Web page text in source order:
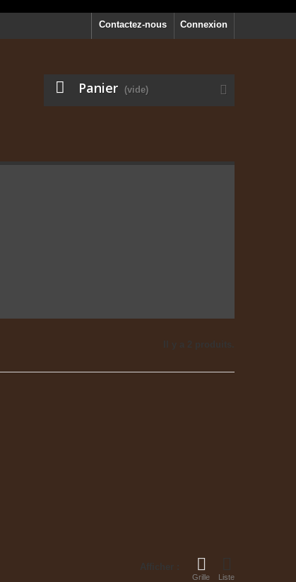
Connexion
Contactez-nous
Panier (vide)
Afficher :
Grille Liste